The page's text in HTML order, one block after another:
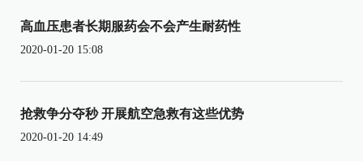
高血压患者长期服药会不会产生耐药性
2020-01-20 15:08
抢救争分夺秒 开展航空急救有这些优势
2020-01-20 14:49